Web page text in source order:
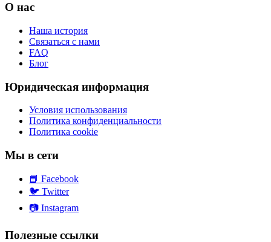
О нас
Наша история
Связаться с нами
FAQ
Блог
Юридическая информация
Условия использования
Политика конфиденциальности
Политика cookie
Мы в сети
📘 Facebook
🐦 Twitter
📷 Instagram
Полезные ссылки